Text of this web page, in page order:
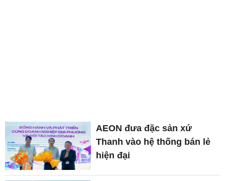
AEON đưa đặc sản xứ
Thanh vào hệ thống bán lẻ
hiện đại